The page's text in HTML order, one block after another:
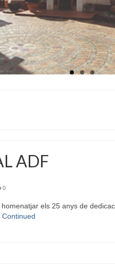
ADF
0
els 25 anys de
Continued